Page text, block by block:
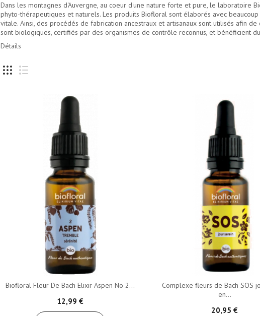
Dans les montagnes d'Auvergne, au coeur d'une nature forte et pure, le laboratoire
phyto-thérapeutiques et naturels. Les produits Biofloral sont élaborés avec
vitale. Ainsi, des procédés de fabrication ancestraux et artisanaux sont utilisés afin
sont biologiques, certifiés par des organismes de contrôle reconnus, et bénéficient
Détails
Biofloral Fleur De Bach Elixir Aspen No 2...
12,99 €
Complexe fleurs de Bach SOS
en...
20,95 €